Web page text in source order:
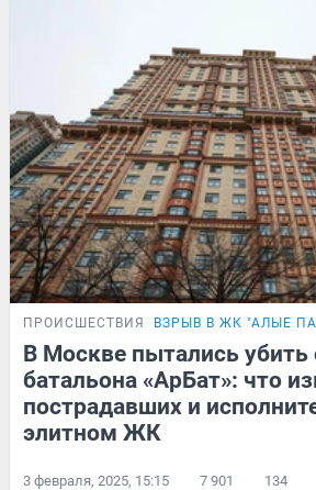
ПРОИСШЕСТВИЯ ВЗРЫВ В ЖК "АЛЫЕ
В Москве пытались убить
батальона «АрБат»: что
пострадавших и
элитном ЖК
3 февраля, 2025, 15:15 7 901 134